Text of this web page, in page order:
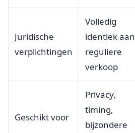
Juridische
verplichtingen
Volledig
identiek aan
reguliere
verkoop
Geschikt voor
Privacy,
timing,
bijzondere